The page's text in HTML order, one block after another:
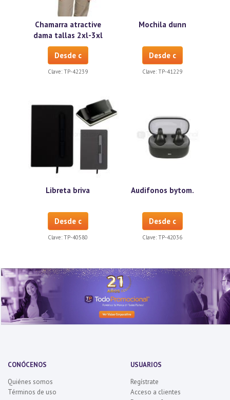
Chamarra atractive
dama tallas 2xl-3xl
Desde c
Clave: TP-42239
Mochila dunn
Desde c
Clave: TP-41229
Libreta briva
Desde c
Clave: TP-40580
Audifonos bytom.
Desde c
Clave: TP-42036
CONÓCENOS
Quiénes somos
Términos de uso
USUARIOS
Regístrate
Acceso a clientes